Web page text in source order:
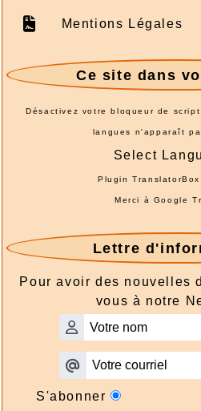
Mentions Légales
Ce site dans
Désactivez votre bloqueur de
langues n'apparaît
Select
Plugin
Merci à Google
Lettre
Pour avoir des nouvelles
vous à notre
S'abonner